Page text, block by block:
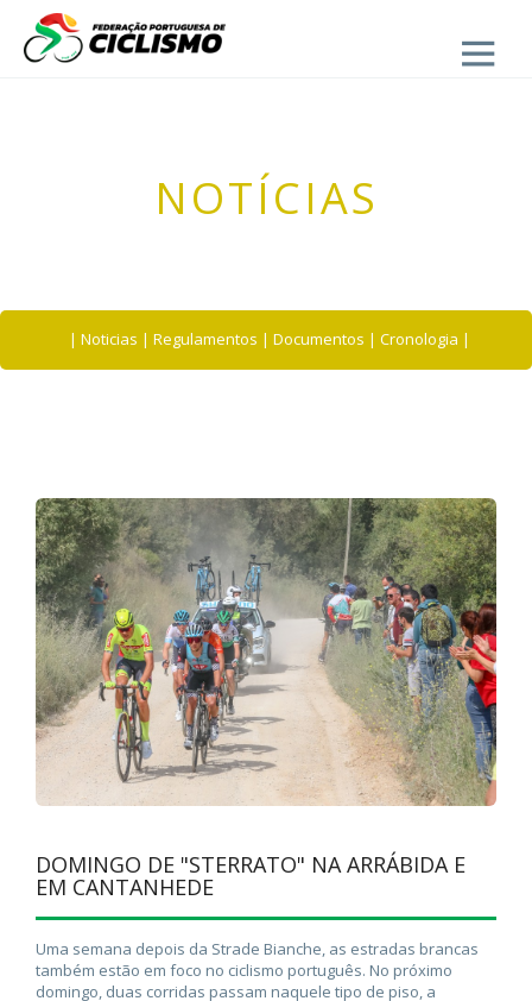
Close
- UVP-FPC
NOTÍCIAS
| Noticias | Regulamentos | Documentos | Cronologia |
DOMINGO DE "STERRATO" NA ARRÁBIDA E
EM CANTANHEDE
Uma semana depois da Strade Bianche, as estradas brancas
também estão em foco no ciclismo português. No próximo
domingo, duas corridas passam naquele tipo de piso, a